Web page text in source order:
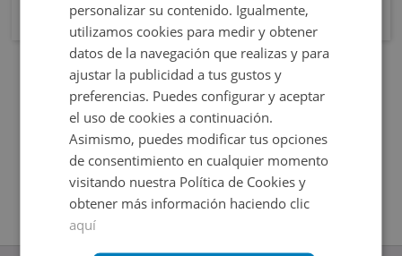
personalizar su contenido. Igualmente,
utilizamos cookies para medir y obtener
datos de la navegación que realizas y para
ajustar la publicidad a tus gustos y
preferencias. Puedes configurar y aceptar
el uso de cookies a continuación.
Asimismo, puedes modificar tus opciones
de consentimiento en cualquier momento
visitando nuestra Política de Cookies y
obtener más información haciendo clic
aquí